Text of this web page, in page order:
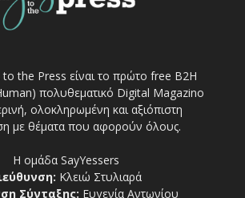
to the Press είναι το πρώτο free Β2Η
πολυθεματικό Digital Magazino
ολοκληρωμένη και αξιόπιστη
με θέματα που αφορούν όλους.
Η ομάδα SayYessers
Κλειώ Στυλιαρά
Σύνταξης: Ευγενία Αντωνίου